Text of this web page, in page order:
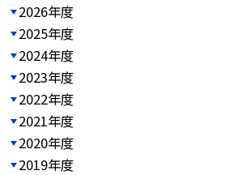
2026年度
2025年度
2024年度
2023年度
2022年度
2021年度
2020年度
2019年度